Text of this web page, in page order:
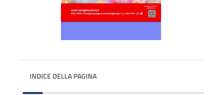
INDICE DELLA PAGINA